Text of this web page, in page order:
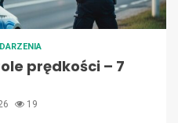
prędkości – 7
19